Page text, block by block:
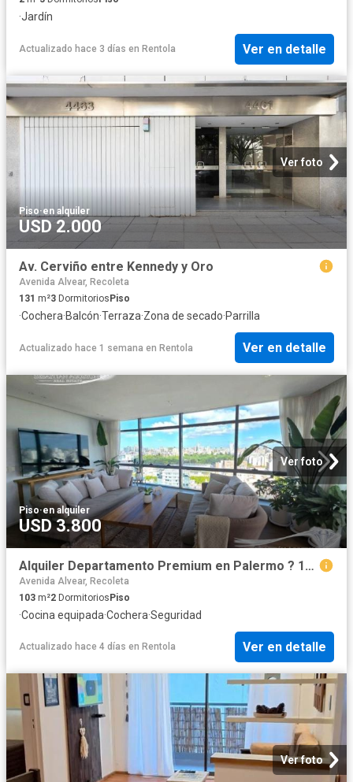
·Jardín
Actualizado hace 3 días en Rentola Ver en detalle
Ver foto
Piso·en alquiler
USD 2.000
Av. Cerviño entre Kennedy y Oro
Avenida Alvear, Recoleta
131 m²3 Dormitorios Piso
·Cochera·Balcón·Terraza·Zona de secado·Parrilla
Actualizado hace 1 semana en Rentola Ver en detalle
Ver foto
Piso·en alquiler
USD 3.800
Alquiler Departamento Premium en Palermo ? 103m?
Avenida Alvear, Recoleta
103 m²2 DormitoriosPiso
·Cocina equipada·Cochera·Seguridad
Actualizado hace 4 días en Rentola Ver en detalle
Ver foto